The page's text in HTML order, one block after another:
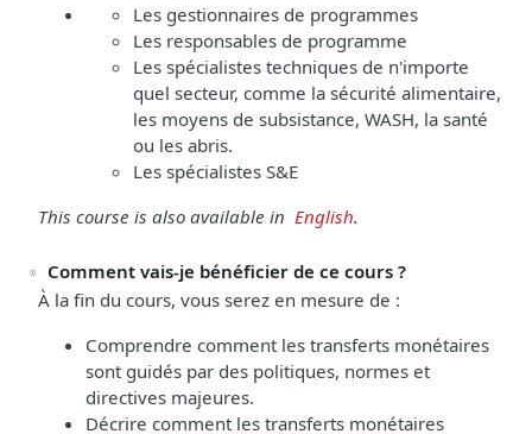
Les gestionnaires de programmes
Les responsables de programme
Les spécialistes techniques de n'importe
quel secteur, comme la sécurité alimentaire,
les moyens de subsistance, WASH, la santé
ou les abris.
Les spécialistes S&E
This course is also available in English.
Comment vais-je bénéficier de ce cours ?
À la fin du cours, vous serez en mesure de :
Comprendre comment les transferts monétaires
sont guidés par des politiques, normes et
directives majeures.
Décrire comment les transferts monétaires